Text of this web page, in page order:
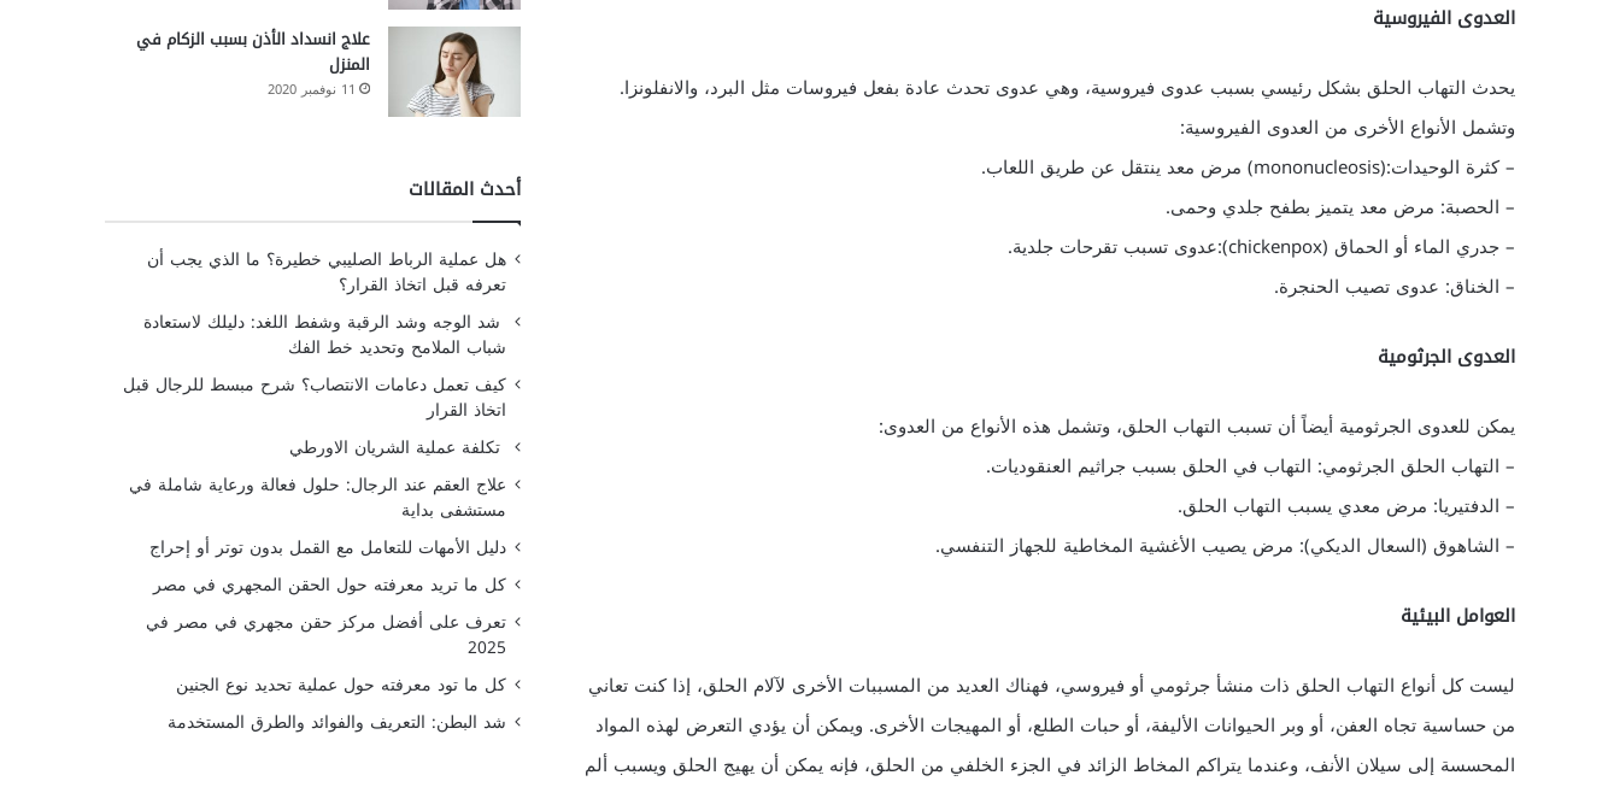
العدوى الفيروسية
يحدث التهاب الحلق بشكل رئيسي بسبب عدوى فيروسية، وهي عدوى تحدث عادة بفعل فيروسات مثل البرد، والانفلونزا.
وتشمل الأنواع الأخرى من العدوى الفيروسية:
– كثرة الوحيدات:(mononucleosis) مرض معد ينتقل عن طريق اللعاب.
– الحصبة: مرض معد يتميز بطفح جلدي وحمى.
– جدري الماء أو الحماق (chickenpox):عدوى تسبب تقرحات جلدية.
– الخناق: عدوى تصيب الحنجرة.
العدوى الجرثومية
يمكن للعدوى الجرثومية أيضاً أن تسبب التهاب الحلق، وتشمل هذه الأنواع من العدوى:
– التهاب الحلق الجرثومي: التهاب في الحلق بسبب جراثيم العنقوديات.
– الدفتيريا: مرض معدي يسبب التهاب الحلق.
– الشاهوق (السعال الديكي): مرض يصيب الأغشية المخاطية للجهاز التنفسي.
العوامل البيئية
ليست كل أنواع التهاب الحلق ذات منشأ جرثومي أو فيروسي، فهناك العديد من المسببات الأخرى لآلام الحلق، إذا كنت تعاني
من حساسية تجاه العفن، أو وبر الحيوانات الأليفة، أو حبات الطلع، أو المهيجات الأخرى. ويمكن أن يؤدي التعرض لهذه المواد
المحسسة إلى سيلان الأنف، وعندما يتراكم المخاط الزائد في الجزء الخلفي من الحلق، فإنه يمكن أن يهيج الحلق ويسبب ألم
علاج انسداد الأذن بسبب الزكام في
المنزل
11 نوفمبر 2020
أحدث المقالات
هل عملية الرباط الصليبي خطيرة؟ ما الذي يجب أن
تعرفه قبل اتخاذ القرار؟
شد الوجه وشد الرقبة وشفط اللغد: دليلك لاستعادة
شباب الملامح وتحديد خط الفك
كيف تعمل دعامات الانتصاب؟ شرح مبسط للرجال قبل
اتخاذ القرار
تكلفة عملية الشريان الاورطي
علاج العقم عند الرجال: حلول فعالة ورعاية شاملة في
مستشفى بداية
دليل الأمهات للتعامل مع القمل بدون توتر أو إحراج
كل ما تريد معرفته حول الحقن المجهري في مصر
تعرف على أفضل مركز حقن مجهري في مصر في
2025
كل ما تود معرفته حول عملية تحديد نوع الجنين
شد البطن: التعريف والفوائد والطرق المستخدمة